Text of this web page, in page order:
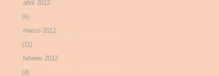
abril 2012
(6)
marzo 2012
(11)
febrero 2012
(4)